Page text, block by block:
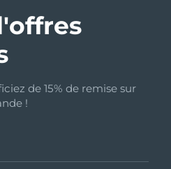
de 15% de remise sur
!